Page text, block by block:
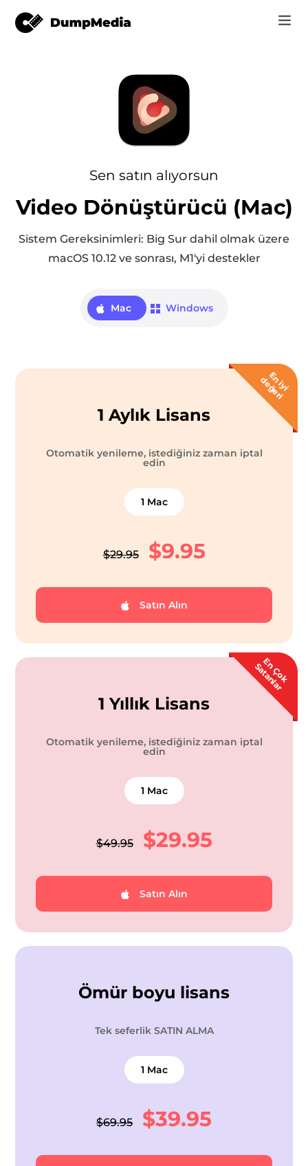
YouTube Music'e MP3
Suno'ya MP3
Nasıl
Destek
Giriş
Kayıt Ol
Sen satın alıyorsun
Video Dönüştürücü (Mac)
Sistem Gereksinimleri: Big Sur dahil olmak üzere
macOS 10.12 ve sonrası, M1'yi destekler
Mac Windows
E
n
i
y
i
d
e
ğ
e
r
i
1 Aylık Lisans
Otomatik yenileme, istediğiniz zaman iptal
edin
1 Mac
$29.95 $9.95
Satın Alın
E
n
Ç
o
k
S
a
t
a
n
l
a
r
1 Yıllık Lisans
Otomatik yenileme, istediğiniz zaman iptal
edin
1 Mac
$49.95 $29.95
Satın Alın
Ömür boyu lisans
Tek seferlik SATIN ALMA
1 Mac
$69.95 $39.95